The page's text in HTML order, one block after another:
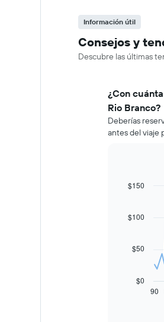
Información útil
Consejos y
Descubre las últimas
¿Con
Rio Branco?
Deberías
antes del viaje
Line
91
data
siguiente
gráfico
muestra
Chart
$0
$50
$100
$150
90